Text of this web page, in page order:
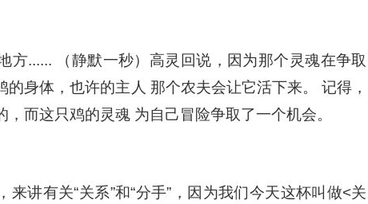
方...... （静默一秒）高灵回说，因为那个灵魂在争取
身体，也许的主人 那个农夫会让它活下来。 记得，
而这只鸡的灵魂 为自己冒险争取了一个机会。
讲有关“关系”和“分手”，因为我们今天这杯叫做<关